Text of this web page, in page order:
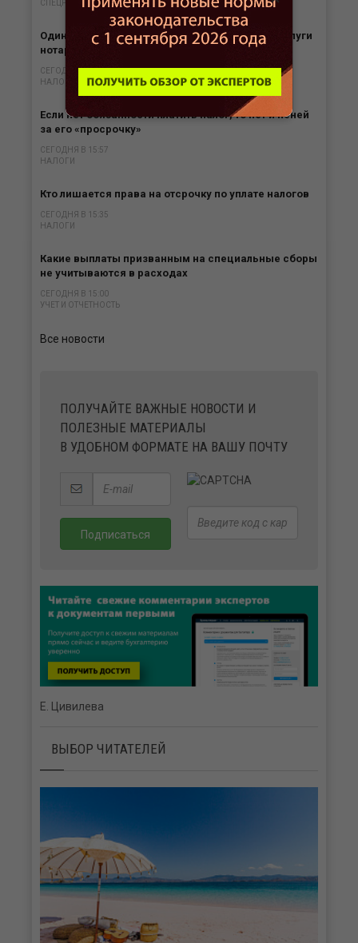
СПЕЦРЕЖИМЫ
Одинокие родители могут получить вычет за услуги
нотариуса
СЕГОДНЯ В 16:34
НАЛОГИ
Если нет обязанности платить налог, то нет и пеней
за его «просрочку»
СЕГОДНЯ В 15:57
НАЛОГИ
Кто лишается права на отсрочку по уплате налогов
СЕГОДНЯ В 15:35
НАЛОГИ
Какие выплаты призванным на специальные сборы
не учитываются в расходах
СЕГОДНЯ В 15:00
УЧЕТ И ОТЧЕТНОСТЬ
Все новости
ПОЛУЧАЙТЕ ВАЖНЫЕ НОВОСТИ И
ПОЛЕЗНЫЕ МАТЕРИАЛЫ
В УДОБНОМ ФОРМАТЕ НА ВАШУ ПОЧТУ
Е. Цивилева
ВЫБОР ЧИТАТЕЛЕЙ